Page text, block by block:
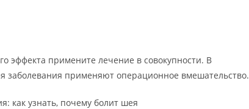
эффекта примените лечение в совокупности. В
заболевания применяют операционное вмешательство.
как узнать, почему болит шея